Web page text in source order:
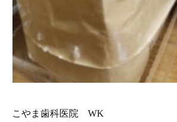
こやま歯科医院 WK